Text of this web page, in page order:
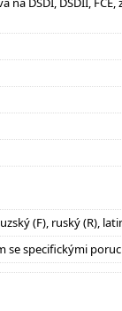
(F), ruský (R),
se specifickými